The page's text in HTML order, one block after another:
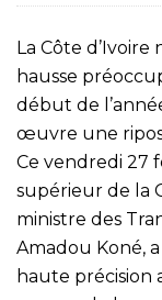
La Côte
hausse
début de
œuvre une
Ce vendredi 27
supérieur de la
ministre des
Amadou Koné,
haute précision